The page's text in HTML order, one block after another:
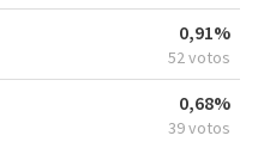
0,91%
52 votos
0,68%
39 votos